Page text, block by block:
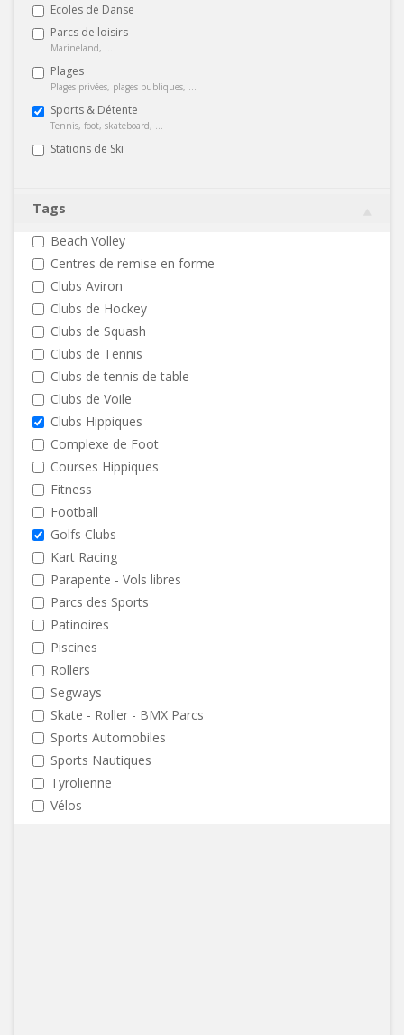
Ecoles de Danse
Parcs de loisirs
Marineland, ...
Plages
Plages privées, plages publiques, ...
Sports & Détente
Tennis, foot, skateboard, ...
Stations de Ski
Tags
Beach Volley
Centres de remise en forme
Clubs Aviron
Clubs de Hockey
Clubs de Squash
Clubs de Tennis
Clubs de tennis de table
Clubs de Voile
Clubs Hippiques
Complexe de Foot
Courses Hippiques
Fitness
Football
Golfs Clubs
Kart Racing
Parapente - Vols libres
Parcs des Sports
Patinoires
Piscines
Rollers
Segways
Skate - Roller - BMX Parcs
Sports Automobiles
Sports Nautiques
Tyrolienne
Vélos